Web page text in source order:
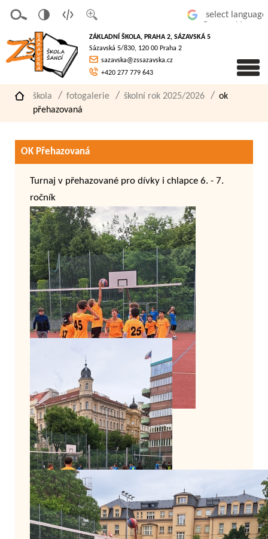
písmo
á
verze
pro
slaboz
raké
ZÁKLADNÍ ŠKOLA, PRAHA 2, SÁZAVSKÁ 5
Sázavská 5/830, 120 00 Praha 2
sazavska@zssazavska.cz
+420 277 779 643
škola fotogalerie školní rok 2025/2026
ok
přehazovaná
OK Přehazovaná
Turnaj v přehazované pro dívky i chlapce 6. - 7.
ročník